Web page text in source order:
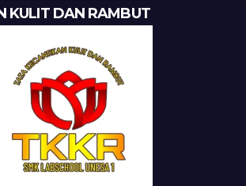
KULIT DAN RAMBUT